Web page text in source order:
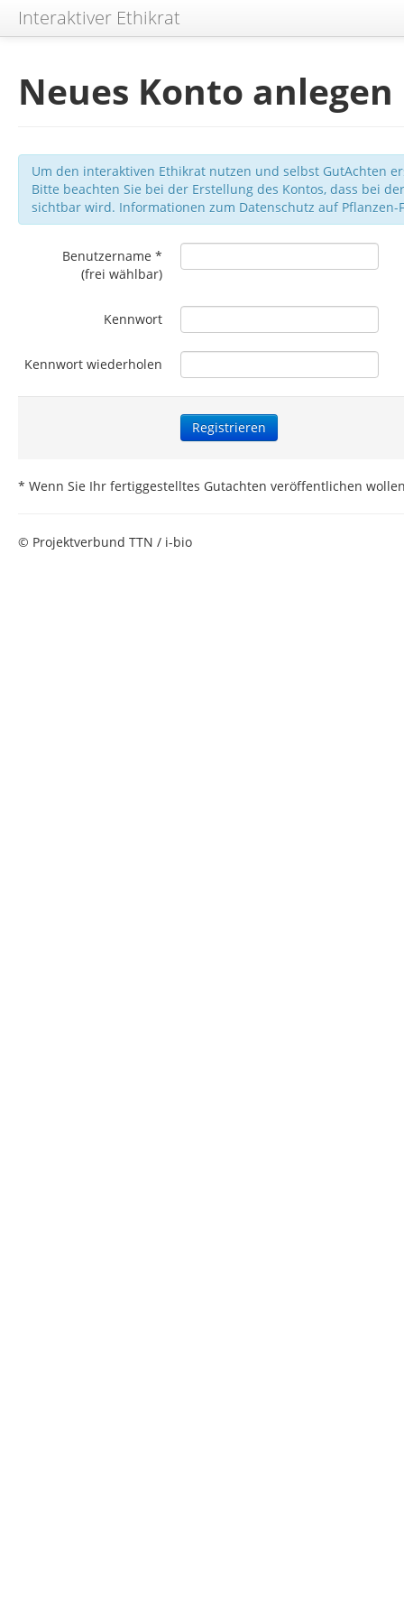
Interaktiver Ethikrat
Neues Konto anlegen
Um den interaktiven Ethikrat nutzen und selbst GutAchten
Bitte beachten Sie bei der Erstellung des Kontos, dass bei
sichtbar wird. Informationen zum Datenschutz auf
Benutzername *
(frei wählbar)
Kennwort
Kennwort wiederholen
Registrieren
* Wenn Sie Ihr fertiggestelltes Gutachten veröffentlichen
© Projektverbund TTN / i-bio